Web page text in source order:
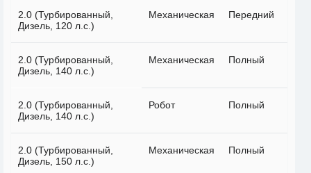
2.0 (Турбированный,
Дизель, 120 л.с.)
Механическая Передний
2.0 (Турбированный,
Дизель, 140 л.с.)
Механическая Полный
2.0 (Турбированный,
Дизель, 140 л.с.)
Робот Полный
2.0 (Турбированный,
Дизель, 150 л.с.)
Механическая Полный